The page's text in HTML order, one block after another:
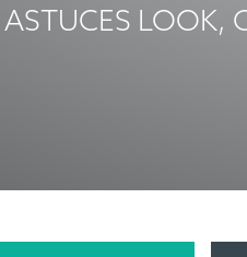
ASTUCES LOOK,